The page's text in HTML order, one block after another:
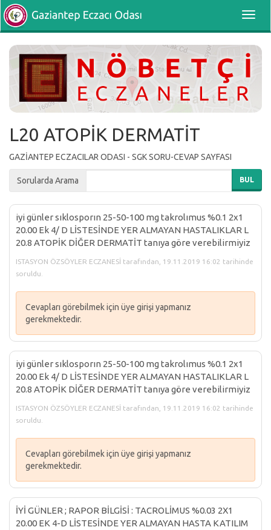
L20 ATOPİK DERMATİT
GAZİANTEP ECZACILAR ODASI - SGK SORU-CEVAP SAYFASI
Sorularda Arama BUL
iyi günler sıklosporın 25-50-100 mg takrolımus %0.1 2x1
20.00 Ek 4/ D LİSTESİNDE YER ALMAYAN HASTALIKLAR L
20.8 ATOPİK DİĞER DERMATİT tanıya göre verebilirmiyiz
ISTASYON ÖZSÖYLER ECZANESİ tarafından, 19.11.2019 16:02 tarihinde
soruldu.
Cevapları görebilmek için üye girişi yapmanız
gerekmektedir.
iyi günler sıklosporın 25-50-100 mg takrolımus %0.1 2x1
20.00 Ek 4/ D LİSTESİNDE YER ALMAYAN HASTALIKLAR L
20.8 ATOPİK DİĞER DERMATİT tanıya göre verebilirmiyiz
ISTASYON ÖZSÖYLER ECZANESİ tarafından, 19.11.2019 16:02 tarihinde
soruldu.
Cevapları görebilmek için üye girişi yapmanız
gerekmektedir.
İYİ GÜNLER ; RAPOR BİLGİSİ : TACROLİMUS %0.03 2X1
20.00 EK 4-D LİSTESİNDE YER ALMAYAN HASTA KATILIM